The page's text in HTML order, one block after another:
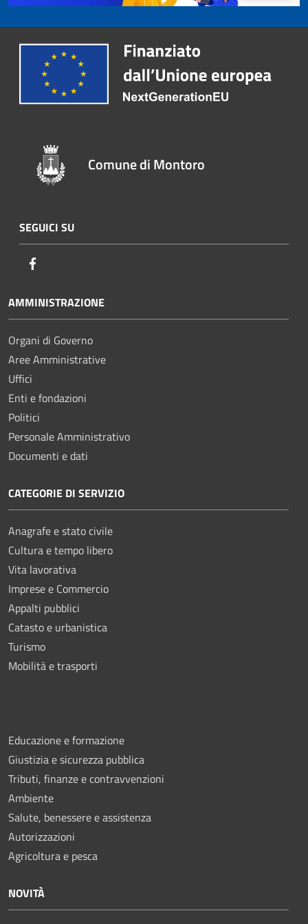
Comune di Montoro
SEGUICI SU
AMMINISTRAZIONE
Organi di Governo
Aree Amministrative
Uffici
Enti e fondazioni
Politici
Personale Amministrativo
Documenti e dati
CATEGORIE DI SERVIZIO
Anagrafe e stato civile
Cultura e tempo libero
Vita lavorativa
Imprese e Commercio
Appalti pubblici
Catasto e urbanistica
Turismo
Mobilità e trasporti
Educazione e formazione
Giustizia e sicurezza pubblica
Tributi, finanze e contravvenzioni
Ambiente
Salute, benessere e assistenza
Autorizzazioni
Agricoltura e pesca
NOVITÀ